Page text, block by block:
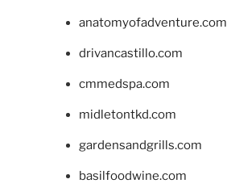
anatomyofadventure.com
drivancastillo.com
cmmedspa.com
midletontkd.com
gardensandgrills.com
basilfoodwine.com